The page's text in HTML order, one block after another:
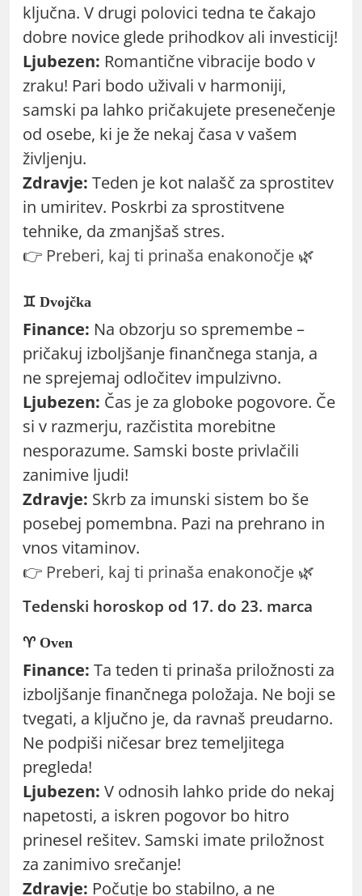
ključna. V drugi polovici tedna te čakajo
dobre novice glede prihodkov ali investicij!
Ljubezen: Romantične vibracije bodo v
zraku! Pari bodo uživali v harmoniji,
samski pa lahko pričakujete presenečenje
od osebe, ki je že nekaj časa v vašem
življenju.
Zdravje: Teden je kot nalašč za sprostitev
in umiritev. Poskrbi za sprostitvene
tehnike, da zmanjšaš stres.
👉 Preberi, kaj ti prinaša enakonočje 🌿
♊ Dvojčka
Finance: Na obzorju so spremembe –
pričakuj izboljšanje finančnega stanja, a
ne sprejemaj odločitev impulzivno.
Ljubezen: Čas je za globoke pogovore. Če
si v razmerju, razčistita morebitne
nesporazume. Samski boste privlačili
zanimive ljudi!
Zdravje: Skrb za imunski sistem bo še
posebej pomembna. Pazi na prehrano in
vnos vitaminov.
👉 Preberi, kaj ti prinaša enakonočje 🌿
Tedenski horoskop od 17. do 23. marca
♈ Oven
Finance: Ta teden ti prinaša priložnosti za
izboljšanje finančnega položaja. Ne boji se
tvegati, a ključno je, da ravnaš preudarno.
Ne podpiši ničesar brez temeljitega
pregleda!
Ljubezen: V odnosih lahko pride do nekaj
napetosti, a iskren pogovor bo hitro
prinesel rešitev. Samski imate priložnost
za zanimivo srečanje!
Zdravje: Počutje bo stabilno, a ne